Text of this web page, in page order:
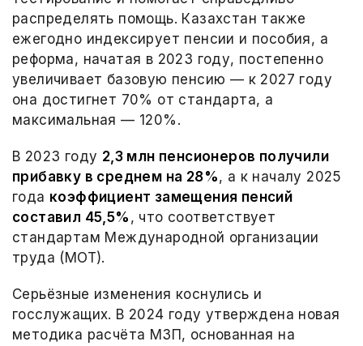
распределять помощь. Казахстан также
ежегодно индексирует пенсии и пособия, а
реформа, начатая в 2023 году, постепенно
увеличивает базовую пенсию — к 2027 году
она достигнет 70% от стандарта, а
максимальная — 120%.
В 2023 году 2,3 млн пенсионеров получили
прибавку в среднем на 28%, а к началу 2025
года коэффициент замещения пенсий
составил 45,5% , что соответствует
стандартам Международной организации
труда (МОТ).
Серьёзные изменения коснулись и
госслужащих. В 2024 году утверждена новая
методика расчёта МЗП, основанная на